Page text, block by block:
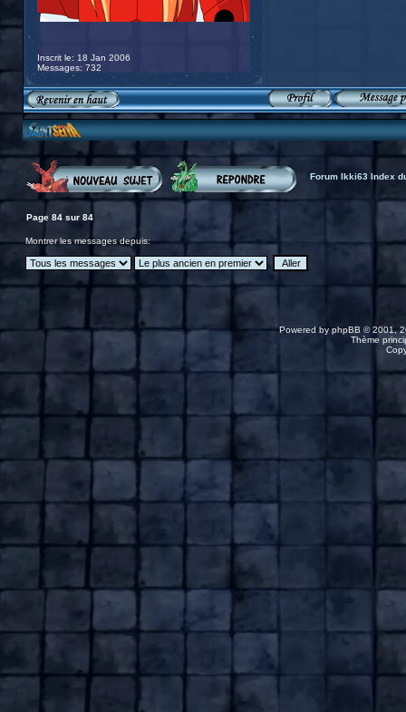
Inscrit le: 18 Jan 2006
Messages: 732
Forum Ikki63 Index
Page 84sur 84
Montrer les messages depuis:
Powered by phpBB© 2001,
Thème